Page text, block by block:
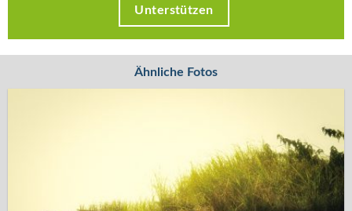
Unterstützen
Ähnliche Fotos